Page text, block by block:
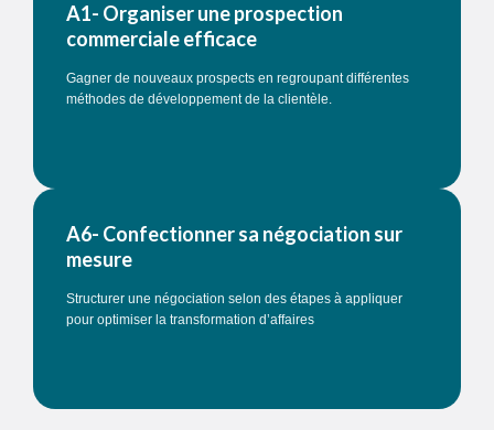
A1- Organiser une prospection
commerciale efficace
Gagner de nouveaux prospects en regroupant différentes
méthodes de développement de la clientèle.
A6- Confectionner sa négociation sur
mesure
Structurer une négociation selon des étapes à appliquer
pour optimiser la transformation d’affaires